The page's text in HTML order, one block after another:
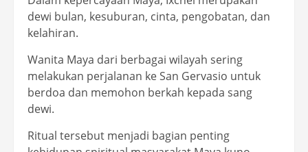
dewi bulan, kesuburan, cinta, pengobatan, dan
kelahiran.
Wanita Maya dari berbagai wilayah sering
melakukan perjalanan ke San Gervasio untuk
berdoa dan memohon berkah kepada sang
dewi.
Ritual tersebut menjadi bagian penting